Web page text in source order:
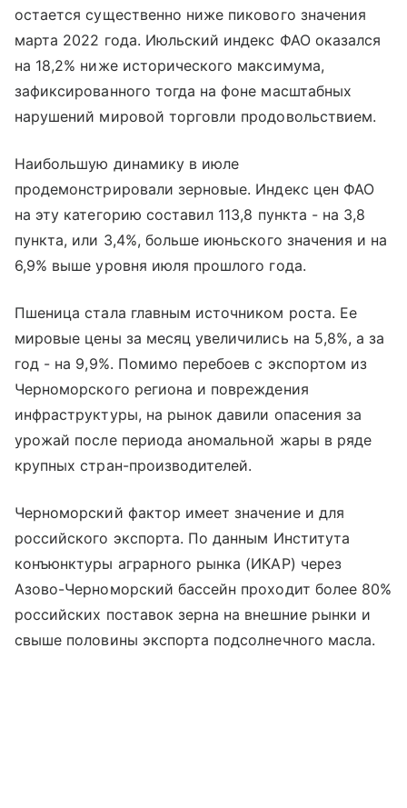
остается существенно ниже пикового значения
марта 2022 года. Июльский индекс ФАО оказался
на 18,2% ниже исторического максимума,
зафиксированного тогда на фоне масштабных
нарушений мировой торговли продовольствием.
Наибольшую динамику в июле
продемонстрировали зерновые. Индекс цен ФАО
на эту категорию составил 113,8 пункта - на 3,8
пункта, или 3,4%, больше июньского значения и на
6,9% выше уровня июля прошлого года.
Пшеница стала главным источником роста. Ее
мировые цены за месяц увеличились на 5,8%, а за
год - на 9,9%. Помимо перебоев с экспортом из
Черноморского региона и повреждения
инфраструктуры, на рынок давили опасения за
урожай после периода аномальной жары в ряде
крупных стран-производителей.
Черноморский фактор имеет значение и для
российского экспорта. По данным Института
конъюнктуры аграрного рынка (ИКАР) через
Азово-Черноморский бассейн проходит более 80%
российских поставок зерна на внешние рынки и
свыше половины экспорта подсолнечного масла.